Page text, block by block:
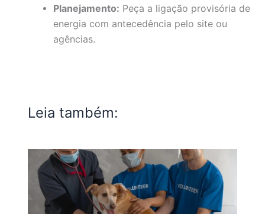
Planejamento: Peça a ligação provisória de
energia com antecedência pelo site ou
agências.
Leia também: